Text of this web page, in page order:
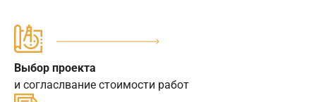
Выбор проекта
и согласлвание стоимости работ